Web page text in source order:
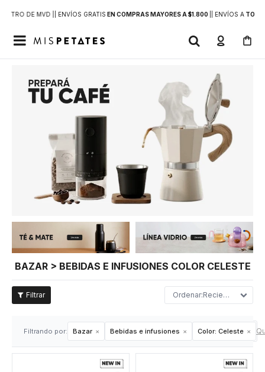
DE MVD | | ENVÍOS GRATIS EN COMPRAS MAYORES A $1.800 | ENVÍOS ATODO

BAZAR > BEBIDAS E INFUSIONES COLOR CELESTE
Recientes
Filtrando por: Bazar Bebidas e infusiones Color: Celeste